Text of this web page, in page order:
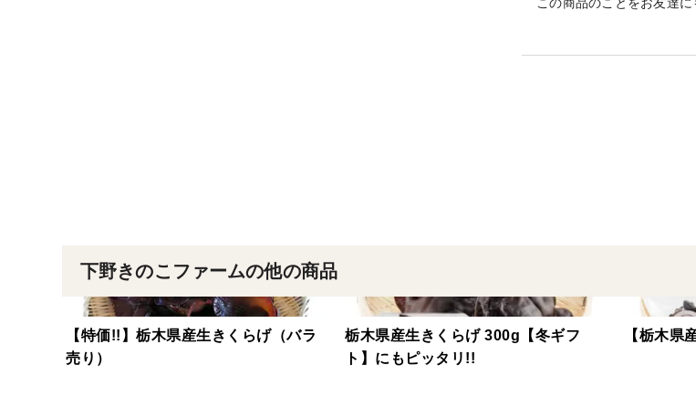
【多彩なレシピに対応 】
お料理好きの方にも初め
お楽しみください。
下野きのこファームの他の商品
【特価!!】栃木県産生きくらげ（バラ
売り）
栃木県産生きくらげ 300g【冬ギフ
ト】にもピッタリ!!
【栃木県